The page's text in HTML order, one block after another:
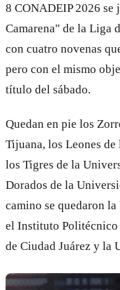
8 CONADEIP 2026 se
Camarena" de la Liga
con cuatro novenas
pero con el mismo
título del sábado.
Quedan en pie los
Tijuana, los Leones
los Tigres de la
Dorados de la
camino se quedaron
el Instituto
de Ciudad Juárez y la